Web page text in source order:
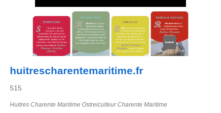
huitrescharentemaritime.fr
515
Huitres Charente Maritime Ostreiculteur Charente Maritime